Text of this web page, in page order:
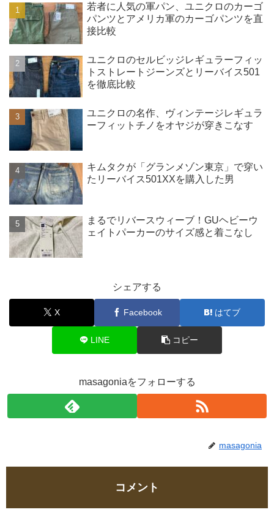
若者に人気の軍パン、ユニクロのカーゴ
パンツとアメリカ軍のカーゴパンツを直
接比較
ユニクロのセルビッジレギュラーフィッ
トストレートジーンズとリーバイス501
を徹底比較
ユニクロの名作、ヴィンテージレギュラ
ーフィットチノをオヤジが穿きこなす
キムタクが「グランメゾン東京」で穿い
たリーバイス501XXを購入した男
まるでリバースウィーブ！GUヘビーウ
ェイトパーカーのサイズ感と着こなし
シェアする
X Facebook はてブ
LINE コピー
masagoniaをフォローする
masagonia
コメント